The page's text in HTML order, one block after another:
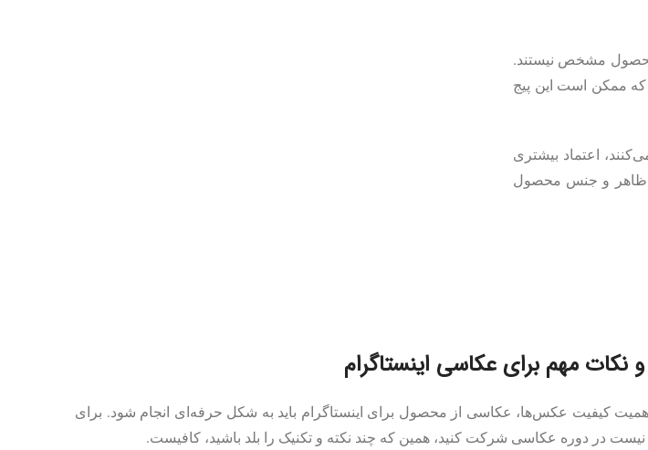
محصول مشخص نیستند.
ممکن است این پیج
اعتماد بیشتری
ظاهر و جنس محصول
و نکات مهم برای عکاسی اینستاگرام
اهمیت کیفیت عکس‌ها، عکاسی از محصول برای اینستاگرام باید به شکل حرفه‌ای انجام شود. برای
نیست در دوره عکاسی شرکت کنید، همین که چند نکته و تکنیک را بلد باشید، کافیست.